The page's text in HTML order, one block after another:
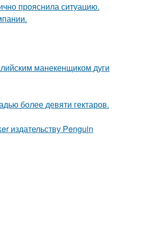
прояснила ситуацию.
манекенщиком дуги
более девяти гектаров.
издательству Penguin